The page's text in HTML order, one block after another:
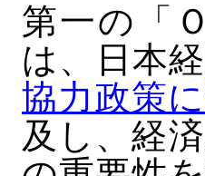
第一の「
は、日本
協力政策
及し、経